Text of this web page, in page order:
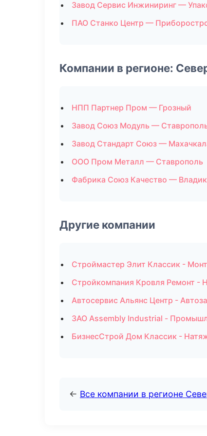
Завод Сервис Инжиниринг —
ПАО Станко Центр —
Компании в регионе:
НПП Партнер Пром — Грозный
Завод Союз Модуль —
Завод Стандарт Союз —
ООО Пром Металл — Ставрополь
Фабрика Союз Качество —
Другие компании
Строймастер Элит Классик -
Стройкомпания Кровля Ремонт -
Автосервис Альянс Центр -
ЗАО Assembly Industrial -
БизнесСтрой Дом Классик -
← Все компании в регионе